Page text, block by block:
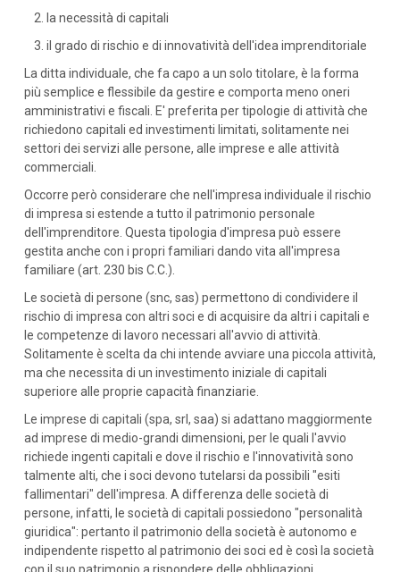
la necessità di capitali
il grado di rischio e di innovatività dell'idea imprenditoriale
La ditta individuale, che fa capo a un solo titolare, è la forma
più semplice e flessibile da gestire e comporta meno oneri
amministrativi e fiscali. E' preferita per tipologie di attività che
richiedono capitali ed investimenti limitati, solitamente nei
settori dei servizi alle persone, alle imprese e alle attività
commerciali.
Occorre però considerare che nell'impresa individuale il rischio
di impresa si estende a tutto il patrimonio personale
dell'imprenditore. Questa tipologia d'impresa può essere
gestita anche con i propri familiari dando vita all'impresa
familiare (art. 230 bis C.C.).
Le società di persone (snc, sas) permettono di condividere il
rischio di impresa con altri soci e di acquisire da altri i capitali e
le competenze di lavoro necessari all'avvio di attività.
Solitamente è scelta da chi intende avviare una piccola attività,
ma che necessita di un investimento iniziale di capitali
superiore alle proprie capacità finanziarie.
Le imprese di capitali (spa, srl, saa) si adattano maggiormente
ad imprese di medio-grandi dimensioni, per le quali l'avvio
richiede ingenti capitali e dove il rischio e l'innovatività sono
talmente alti, che i soci devono tutelarsi da possibili "esiti
fallimentari" dell'impresa. A differenza delle società di
persone, infatti, le società di capitali possiedono "personalità
giuridica": pertanto il patrimonio della società è autonomo e
indipendente rispetto al patrimonio dei soci ed è così la società